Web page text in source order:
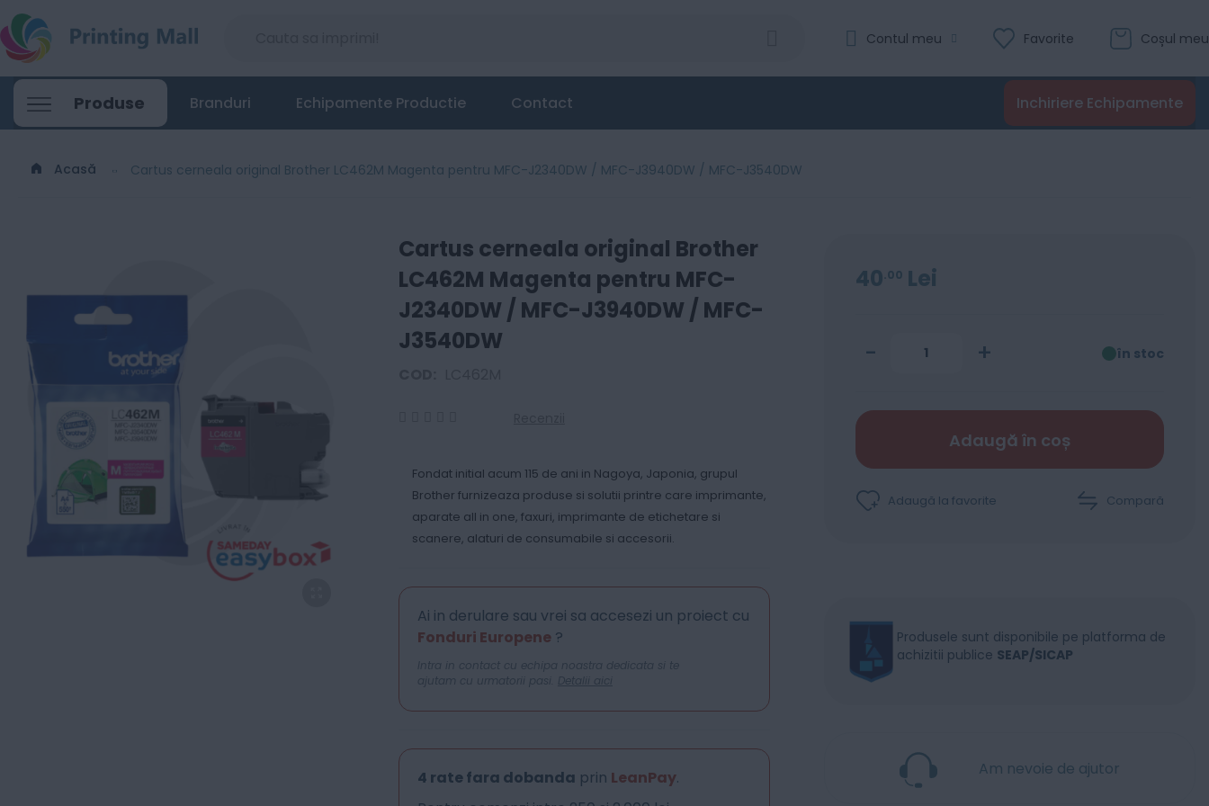
Coșul meu
Favorite
Contul meu
Produse Inchiriere Echipamente
Branduri Echipamente Productie Contact
Acasă Cartus cerneala original Brother LC462M Magenta pentru MFC-J2340DW / MFC-J3940DW / MFC-J3540DW
Cartus cerneala original Brother
LC462M Magenta pentru MFC-
J2340DW / MFC-J3940DW / MFC-
J3540DW
Fondat initial acum 115 de ani in Nagoya, Japonia, grupul
Brother furnizeaza produse si solutii printre care imprimante,
aparate all in one, faxuri, imprimante de etichetare si
scanere, alaturi de consumabile si accesorii.
Ai in derulare sau vrei sa accesezi un proiect cu
Fonduri Europene?
Intra in contact cu echipa noastra dedicata si te
ajutam cu urmatorii pasi. Detalii aici
4 rate fara dobanda prin LeanPay.
40 00 Lei
- + în stoc
Adaugă în coș
Adaugă la favorite Compară
Produsele sunt disponibile pe platforma de
achizitii publice SEAP/SICAP
Am nevoie de ajutor
Cartus cerneala original Brother LC462M Magenta pentru MFC-J2340DW / MFC-J3940DW / MFC-J3540DW
Evaluare:
0
% of 100
Recenzii
4000 Lei Adaugă în coș